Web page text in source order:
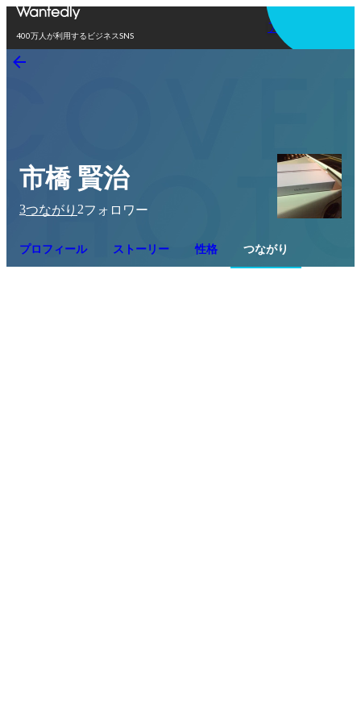
400万人が利用するビジネスSNS
アプリを使う
市橋 賢治
3つながり 2フォロワー
プロフィール ストーリー 性格 つながり